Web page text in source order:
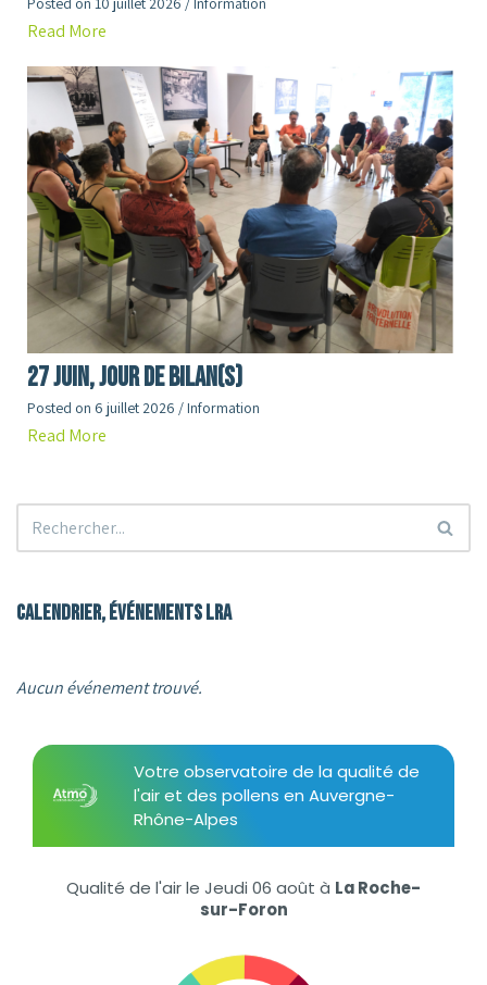
Read More
27 juin, jour de Bilan(s)
Posted on 6 juillet 2026 /Information
Read More
Calendrier, événements LRA
Aucun événement trouvé.